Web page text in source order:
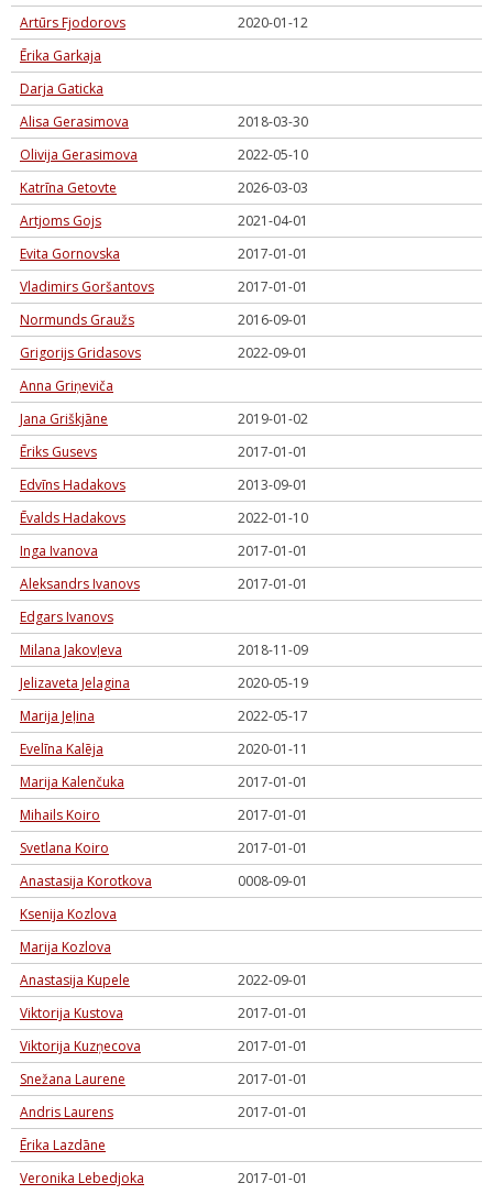
Artūrs Fjodorovs
2020-01-12
Ērika Garkaja
Darja Gaticka
Alisa Gerasimova
2018-03-30
Olivija Gerasimova
2022-05-10
Katrīna Getovte
2026-03-03
Artjoms Gojs
2021-04-01
Evita Gornovska
2017-01-01
Vladimirs Goršantovs
2017-01-01
Normunds Graužs
2016-09-01
Grigorijs Gridasovs
2022-09-01
Anna Griņeviča
Jana Griškjāne
2019-01-02
Ēriks Gusevs
2017-01-01
Edvīns Hadakovs
2013-09-01
Ēvalds Hadakovs
2022-01-10
Inga Ivanova
2017-01-01
Aleksandrs Ivanovs
2017-01-01
Edgars Ivanovs
Milana Jakovļeva
2018-11-09
Jelizaveta Jelagina
2020-05-19
Marija Jeļina
2022-05-17
Evelīna Kalēja
2020-01-11
Marija Kalenčuka
2017-01-01
Mihails Koiro
2017-01-01
Svetlana Koiro
2017-01-01
Anastasija Korotkova
0008-09-01
Ksenija Kozlova
Marija Kozlova
Anastasija Kupele
2022-09-01
Viktorija Kustova
2017-01-01
Viktorija Kuzņecova
2017-01-01
Snežana Laurene
2017-01-01
Andris Laurens
2017-01-01
Ērika Lazdāne
Veronika Lebedjoka
2017-01-01